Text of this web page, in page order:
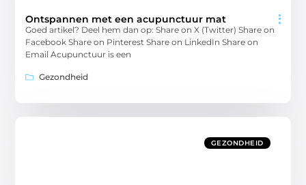
Ontspannen met een acupunctuur mat
Goed artikel? Deel hem dan op: Share on X (Twitter) Share on
Facebook Share on Pinterest Share on LinkedIn Share on
Email Acupunctuur is een
Gezondheid
GEZONDHEID